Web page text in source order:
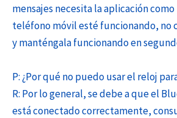
mensajes necesita la aplicación
teléfono móvil esté funcionando, no
y manténgala funcionando en
P: ¿Por qué no puedo usar el reloj
R: Por lo general, se debe a que el
está conectado correctamente,